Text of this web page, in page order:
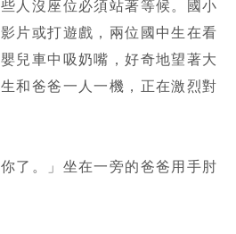
人沒座位必須站著等候。國小
片或打遊戲，兩位國中生在看
兒車中吸奶嘴，好奇地望著大
和爸爸一人一機，正在激烈對
了。」坐在一旁的爸爸用手肘